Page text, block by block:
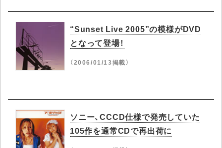
“Sunset Live 2005”の模様がDVD
となって登場！
（2006/01/13掲載）
ソニー、CCCD仕様で発売していた
105作を通常CDで再出荷に